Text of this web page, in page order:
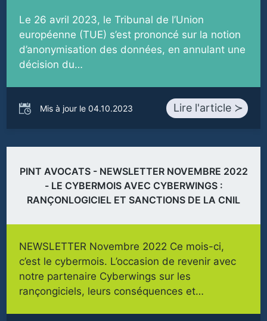
Le 26 avril 2023, le Tribunal de l’Union
européenne (TUE) s’est prononcé sur la notion
d’anonymisation des données, en annulant une
décision du…
Mis à jour le 04.10.2023 Lire l'article ≻
PINT AVOCATS - NEWSLETTER NOVEMBRE 2022
- LE CYBERMOIS AVEC CYBERWINGS :
RANÇONLOGICIEL ET SANCTIONS DE LA CNIL
NEWSLETTER Novembre 2022 Ce mois-ci,
c’est le cybermois. L’occasion de revenir avec
notre partenaire Cyberwings sur les
rançongiciels, leurs conséquences et…